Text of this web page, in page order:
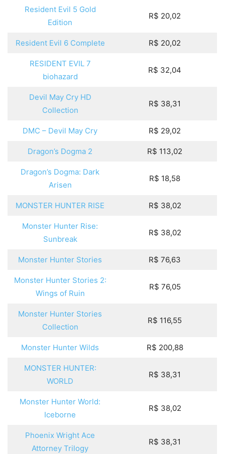
Resident Evil 5 Gold
Edition
R$ 20,02
Resident Evil 6 Complete R$ 20,02
RESIDENT EVIL 7
biohazard
R$ 32,04
Devil May Cry HD
Collection
R$ 38,31
DMC – Devil May Cry R$ 29,02
Dragon’s Dogma 2 R$ 113,02
Dragon’s Dogma: Dark
Arisen
R$ 18,58
MONSTER HUNTER RISE R$ 38,02
Monster Hunter Rise:
Sunbreak
R$ 38,02
Monster Hunter Stories R$ 76,63
Monster Hunter Stories 2:
Wings of Ruin
R$ 76,05
Monster Hunter Stories
Collection
R$ 116,55
Monster Hunter Wilds R$ 200,88
MONSTER HUNTER:
WORLD
R$ 38,31
Monster Hunter World:
Iceborne
R$ 38,02
Phoenix Wright Ace
Attorney Trilogy
R$ 38,31